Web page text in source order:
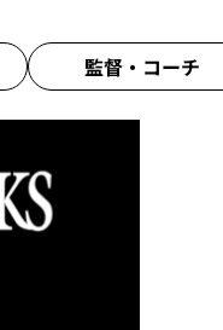
監督・ コーチ